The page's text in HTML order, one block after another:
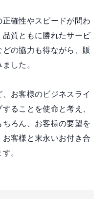
確性やスピードが問わ
質ともに勝れたサービ
の協力も得ながら、販
した。
お客様のビジネスライ
ることを使命と考え、
ろん、お客様の要望を
客様と末永いお付き合
。